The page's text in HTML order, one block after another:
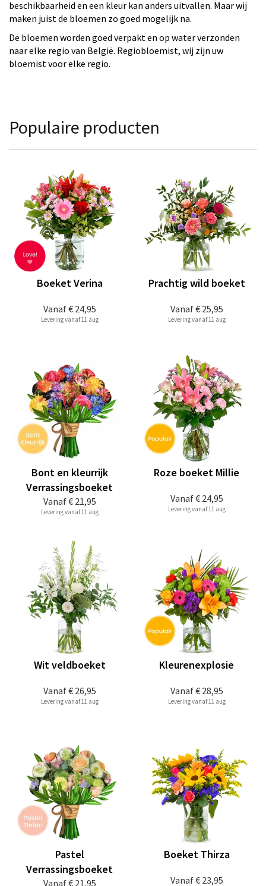
beschikbaarheid en een kleur kan anders uitvallen. Maar wij
maken juist de bloemen zo goed mogelijk na.
De bloemen worden goed verpakt en op water verzonden
naar elke regio van België. Regiobloemist, wij zijn uw
bloemist voor elke regio.
Populaire producten
Vanaf€ 24,95
Boeket Verina
Levering vanaf 11 aug
Vanaf€ 25,95
Prachtig wild boeket
Levering vanaf 11 aug
Vanaf€ 21,95
Bont en kleurrijk
Verrassingsboeket
Levering vanaf 11 aug
Vanaf€ 24,95
Roze boeket Millie
Levering vanaf 11 aug
Vanaf€ 26,95
Wit veldboeket
Levering vanaf 11 aug
Vanaf€ 28,95
Kleurenexplosie
Levering vanaf 11 aug
Vanaf€ 21,95
Pastel
Verrassingsboeket
Vanaf€ 23,95
Boeket Thirza